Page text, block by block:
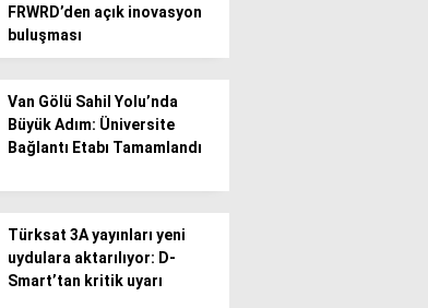
FRWRD’den açık inovasyon
buluşması
Van Gölü Sahil Yolu’nda
Büyük Adım: Üniversite
Bağlantı Etabı Tamamlandı
Türksat 3A yayınları yeni
uydulara aktarılıyor: D-
Smart’tan kritik uyarı